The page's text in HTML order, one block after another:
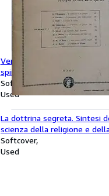
Verso la luce, rassegna di
spirito. 26 numeri.
Softcover
Used
La dottrina segreta. Sintesi
scienza della religione e
filosofia. Antropogenesi
Softcover
Used